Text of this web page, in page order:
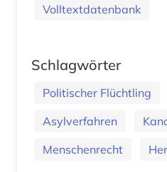
Volltextdatenbank
Schlagwörter
Politischer Flüchtling
Asylverfahren
Menschenrecht